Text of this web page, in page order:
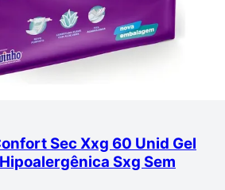
Sec Xxg 60 Unid Gel
Sxg Sem